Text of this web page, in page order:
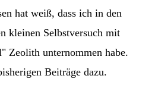
hat weiß, dass ich in den
kleinen Selbstversuch mit
Zeolith unternommen habe.
Beiträge dazu.